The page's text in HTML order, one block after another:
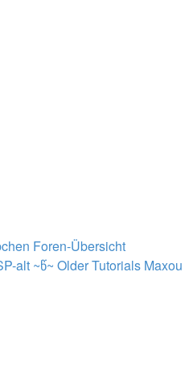
Foren-Übersicht
alt ~წ~ Older Tutorials Maxou